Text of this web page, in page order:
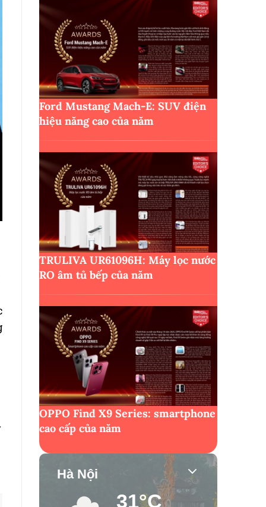
Ford Mustang Mach-E: SUV điện
hiệu năng cao của năm
TRULIVA UR61096H: Máy lọc nước
RO âm tủ bếp của năm
OPPO Find X9 Series: smartphone
cao cấp của năm
Hà Nội
31°C